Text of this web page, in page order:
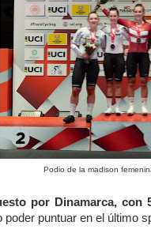
Podio de la madison
por Dinamarca, con
poder puntuar en el último